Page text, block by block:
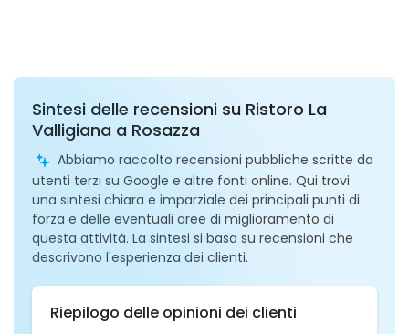
Sintesi delle recensioni su Ristoro La
Valligiana a Rosazza
Abbiamo raccolto recensioni pubbliche scritte da
utenti terzi su Google e altre fonti online. Qui trovi
una sintesi chiara e imparziale dei principali punti di
forza e delle eventuali aree di miglioramento di
questa attività. La sintesi si basa su recensioni che
descrivono l'esperienza dei clienti.
Riepilogo delle opinioni dei clienti